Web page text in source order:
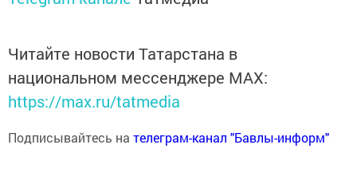
Читайте новости Татарстана в
национальном мессенджере MАХ:
https://max.ru/tatmedia
Подписывайтесь на телеграм-канал "Бавлы-информ"